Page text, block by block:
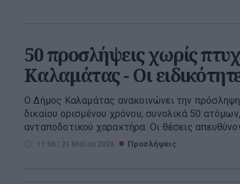
50 προσλήψεις χωρίς
Καλαμάτας - Οι
Ο Δήμος Καλαμάτας ανακοινώνει την
δικαίου ορισμένου χρόνου, συνολικά 50
ανταποδοτικού χαρακτήρα. Οι θέσεις
11:06 | 21 Μαΐου 2026 Προσλήψεις